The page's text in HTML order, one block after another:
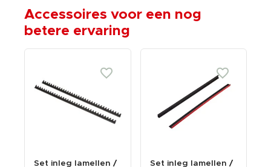
Accessoires voor een nog
betere ervaring
Set inleg lamellen / Set inleg lamellen /